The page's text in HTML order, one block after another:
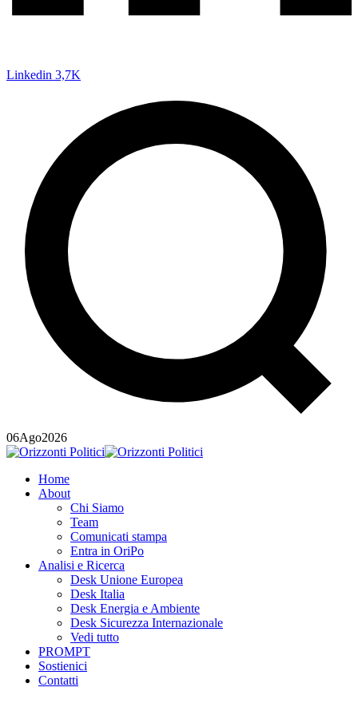
Linkedin 3,7K
06Ago2026
Home
About
Chi Siamo
Team
Comunicati stampa
Entra in OriPo
Analisi e Ricerca
Desk Unione Europea
Desk Italia
Desk Energia e Ambiente
Desk Sicurezza Internazionale
Vedi tutto
PROMPT
Sostienici
Contatti